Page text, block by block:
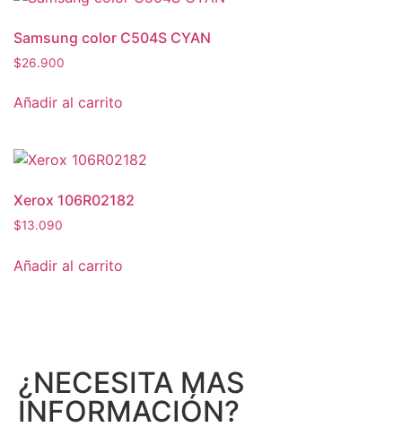
Samsung color C504S CYAN
$26.900
Añadir al carrito
Xerox 106R02182
$13.090
Añadir al carrito
¿NECESITA MAS
INFORMACIÓN?